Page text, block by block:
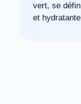
vert, se
et